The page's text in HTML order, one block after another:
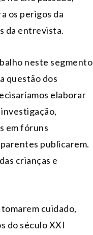
os perigos da
da entrevista.
neste segmento
questão dos
elaborar
em fóruns
publicarem.
crianças e
cuidado,
do século XXI